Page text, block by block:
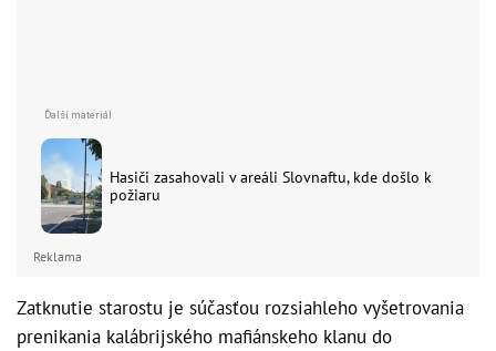
Hasiči zasahovali v areáli Slovnaftu, kde došlo k
požiaru
Reklama
Zatknutie starostu je súčasťou rozsiahleho vyšetrovania
prenikania kalábrijského mafiánskeho klanu do